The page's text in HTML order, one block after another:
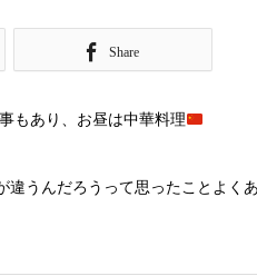
Share
もあり、お昼は中華料理
違うんだろうって思ったことよく